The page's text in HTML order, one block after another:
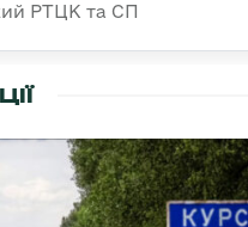
РТЦК та СП